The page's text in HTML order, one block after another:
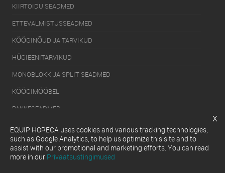
KIIRTOIDU SEADMED
ETTEVALMISTUSSEADMED
KÖÖGINÕUD JA TARVIKUD
HÜGIEENITARVIKUD
MONOBLOKK JA SPLIT SEADMED
KÖÖGIMÖÖBEL
PAKKESEADMED
KÜLMUTUSSEADMED
SERVEERIMISSEADMED
NÕUDEPESUMASINAD
x
EQUIP HORECA uses cookies and various tracking technologies,
such as Google Analytics, to help us optimize this site and to
assist with our promotional and marketing efforts. You can read
more in our Privaatsustingimused